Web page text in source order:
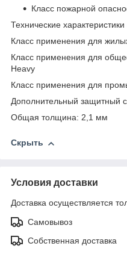
Класс пожарной
Технические
Класс применения для
Класс применения для
Heavy
Класс применения для
Дополнительный защитный
Общая толщина: 2,1 мм
Скрыть
Условия доставки
Доставка осуществляется
Самовывоз
Собственная доставка